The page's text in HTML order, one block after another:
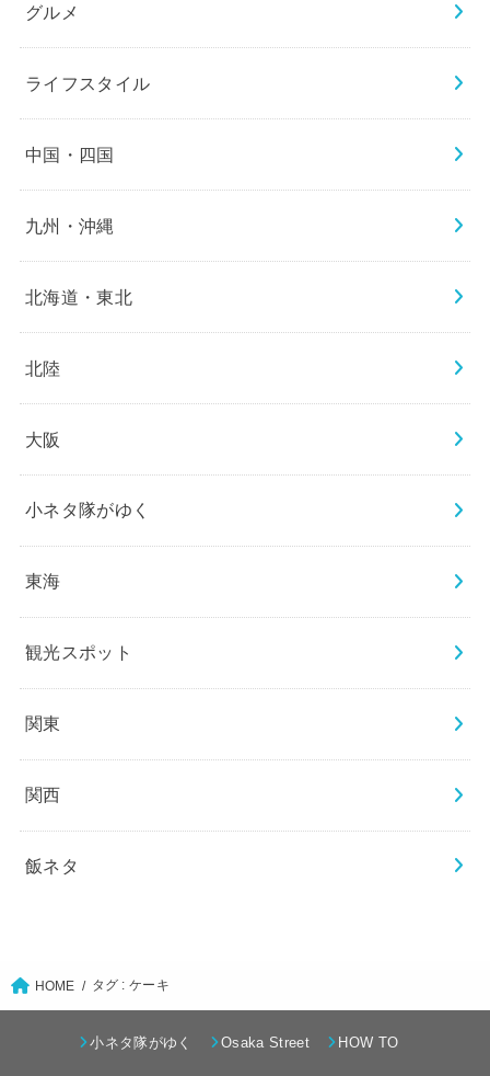
グルメ
ライフスタイル
中国・四国
九州・沖縄
北海道・東北
北陸
大阪
小ネタ隊がゆく
東海
観光スポット
関東
関西
飯ネタ
HOME タグ : ケーキ
小ネタ隊がゆく Osaka Street HOW TO